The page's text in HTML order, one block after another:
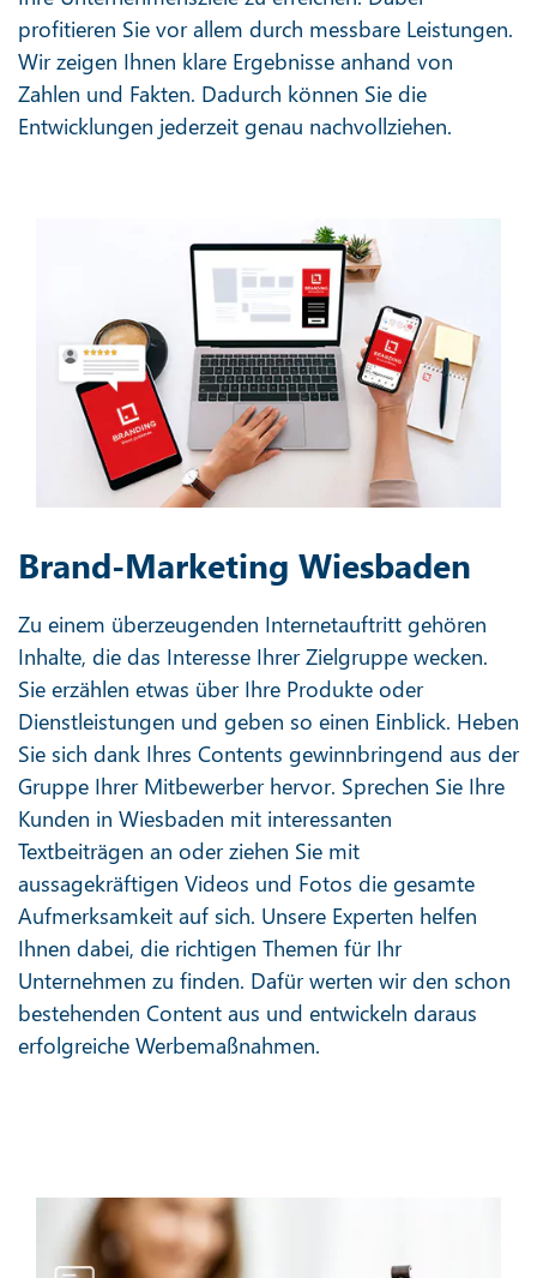
profitieren Sie vor allem durch messbare Leistungen.
Wir zeigen Ihnen klare Ergebnisse anhand von
Zahlen und Fakten. Dadurch können Sie die
Entwicklungen jederzeit genau nachvollziehen.
Brand-Marketing Wiesbaden
Zu einem überzeugenden Internetauftritt gehören
Inhalte, die das Interesse Ihrer Zielgruppe wecken.
Sie erzählen etwas über Ihre Produkte oder
Dienstleistungen und geben so einen Einblick. Heben
Sie sich dank Ihres Contents gewinnbringend aus der
Gruppe Ihrer Mitbewerber hervor. Sprechen Sie Ihre
Kunden in Wiesbaden mit interessanten
Textbeiträgen an oder ziehen Sie mit
aussagekräftigen Videos und Fotos die gesamte
Aufmerksamkeit auf sich. Unsere Experten helfen
Ihnen dabei, die richtigen Themen für Ihr
Unternehmen zu finden. Dafür werten wir den schon
bestehenden Content aus und entwickeln daraus
erfolgreiche Werbemaßnahmen.